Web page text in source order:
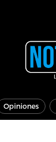
Opiniones